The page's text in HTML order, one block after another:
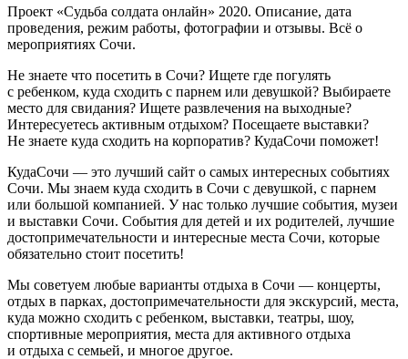
Проект «Судьба солдата онлайн» 2020. Описание, дата
проведения, режим работы, фотографии и отзывы. Всё о
мероприятиях Сочи.
Не знаете что посетить в Сочи? Ищете где погулять
с ребенком, куда сходить с парнем или девушкой? Выбираете
место для свидания? Ищете развлечения на выходные?
Интересуетесь активным отдыхом? Посещаете выставки?
Не знаете куда сходить на корпоратив? КудаСочи поможет!
КудаСочи — это лучший сайт о самых интересных событиях
Сочи. Мы знаем куда сходить в Сочи с девушкой, с парнем
или большой компанией. У нас только лучшие события, музеи
и выставки Сочи. События для детей и их родителей, лучшие
достопримечательности и интересные места Сочи, которые
обязательно стоит посетить!
Мы советуем любые варианты отдыха в Сочи — концерты,
отдых в парках, достопримечательности для экскурсий, места,
куда можно сходить с ребенком, выставки, театры, шоу,
спортивные мероприятия, места для активного отдыха
и отдыха с семьей, и многое другое.